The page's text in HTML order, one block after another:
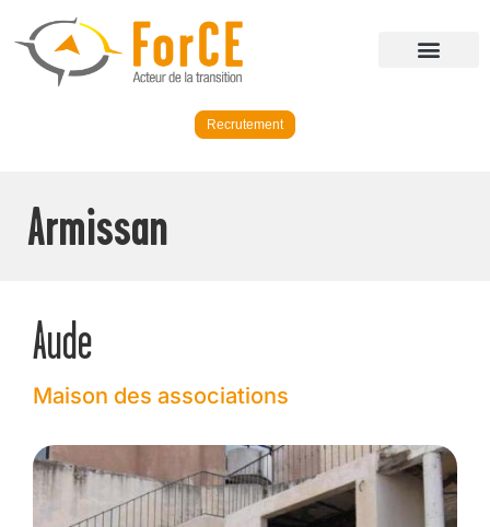
Recrutement
Armissan
Aude
Maison des associations